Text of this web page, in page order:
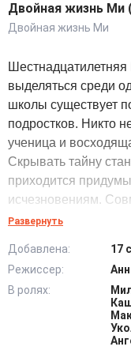
Двойная жизнь Ми
Двойная жизнь Ми
выделяться среди
школы существует
подростков. Никто
ученица и
Скрывать тайну
приходится
исчезновениям.
довольно
втянут во
Анжела откровенно
исключительно
сказываются на
между двумя
Развернуть
Добавлена:
17
Режиссер:
В ролях: